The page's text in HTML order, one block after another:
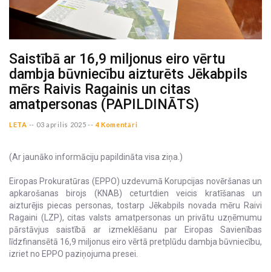
Saistībā ar 16,9 miljonus eiro vērtu
dambja būvniecību aizturēts Jēkabpils
mērs Raivis Ragainis un citas
amatpersonas (PAPILDINĀTS)
LETA -- 03 aprilis 2025 -- 4 Komentāri
(Ar jaunāko informāciju papildināta visa ziņa.)
Eiropas Prokuratūras (EPPO) uzdevumā Korupcijas novēršanas un
apkarošanas birojs (KNAB) ceturtdien veicis kratīšanas un
aizturējis piecas personas, tostarp Jēkabpils novada mēru Raivi
Ragaini (LZP), citas valsts amatpersonas un privātu uzņēmumu
pārstāvjus saistībā ar izmeklēšanu par Eiropas Savienības
līdzfinansētā 16,9 miljonus eiro vērtā pretplūdu dambja būvniecību,
izriet no EPPO paziņojuma presei.